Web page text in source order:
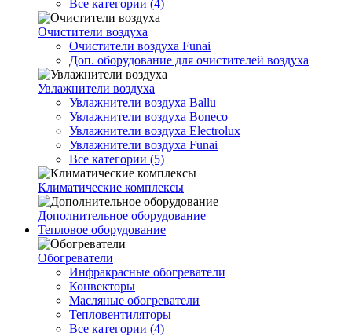
Все категории (4)
Очистители воздуха
Очистители воздуха Funai
Доп. оборудование для очистителей воздуха
Увлажнители воздуха
Увлажнители воздуха Ballu
Увлажнители воздуха Boneco
Увлажнители воздуха Electrolux
Увлажнители воздуха Funai
Все категории (5)
Климатические комплексы
Дополнительное оборудование
Тепловое оборудование
Обогреватели
Инфракрасные обогреватели
Конвекторы
Масляные обогреватели
Тепловентиляторы
Все категории (4)